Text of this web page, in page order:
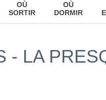
OÙ
SORTIR
OÙ
DORMIR
- LA